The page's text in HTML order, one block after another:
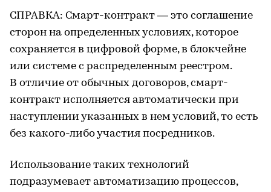
СПРАВКА: Смарт-контракт — это соглашение
сторон на определенных условиях, которое
сохраняется в цифровой форме, в блокчейне
или системе с распределенным реестром.
В отличие от обычных договоров, смарт-
контракт исполняется автоматически при
наступлении указанных в нем условий, то есть
без какого-либо участия посредников.
Использование таких технологий
подразумевает автоматизацию процессов,